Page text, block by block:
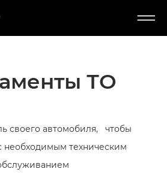
ТО
своего автомобиля, чтобы
необходимым техническим